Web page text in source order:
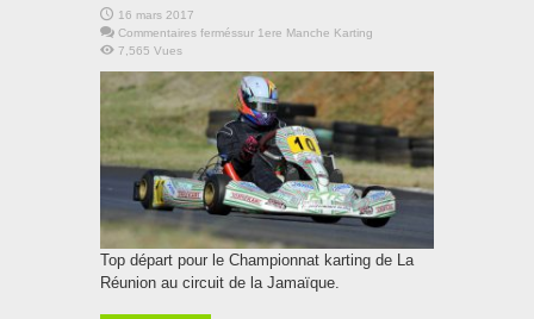
16 mars 2017
Commentaires ferméssur 1ere Manche Karting
7,565 Vues
Top départ pour le Championnat karting de La
Réunion au circuit de la Jamaïque.